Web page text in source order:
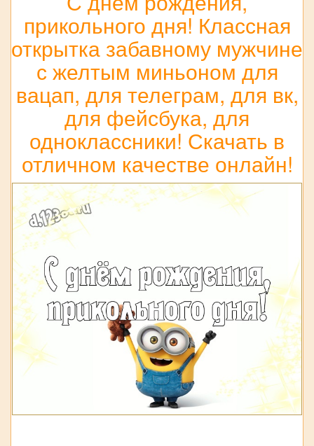
прикольного дня! Классная
открытка забавному мужчине
с желтым миньоном для
вацап, для телеграм, для вк,
для фейсбука, для
одноклассники! Скачать в
отличном качестве онлайн!